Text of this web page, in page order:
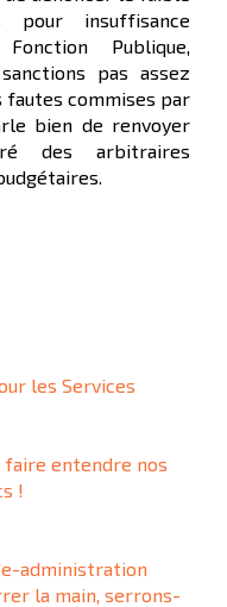
pour insuffisance
Publique,
pas assez
commises par
bien de renvoyer
des arbitraires
les Services
faire entendre nos
!
administration
la main, serrons-